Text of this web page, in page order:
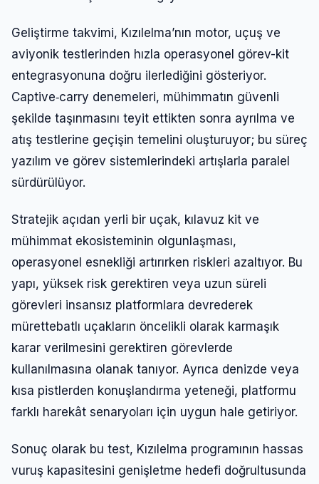
Geliştirme takvimi, Kızılelma’nın motor, uçuş ve
aviyonik testlerinden hızla operasyonel görev-kit
entegrasyonuna doğru ilerlediğini gösteriyor.
Captive‑carry denemeleri, mühimmatın güvenli
şekilde taşınmasını teyit ettikten sonra ayrılma ve
atış testlerine geçişin temelini oluşturuyor; bu süreç
yazılım ve görev sistemlerindeki artışlarla paralel
sürdürülüyor.
Stratejik açıdan yerli bir uçak, kılavuz kit ve
mühimmat ekosisteminin olgunlaşması,
operasyonel esnekliği artırırken riskleri azaltıyor. Bu
yapı, yüksek risk gerektiren veya uzun süreli
görevleri insansız platformlara devrederek
mürettebatlı uçakların öncelikli olarak karmaşık
karar verilmesini gerektiren görevlerde
kullanılmasına olanak tanıyor. Ayrıca denizde veya
kısa pistlerden konuşlandırma yeteneği, platformu
farklı harekât senaryoları için uygun hale getiriyor.
Sonuç olarak bu test, Kızılelma programının hassas
vuruş kapasitesini genişletme hedefi doğrultusunda